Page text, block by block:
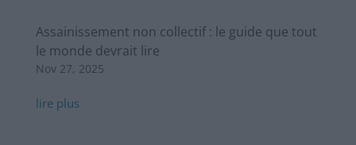
Assainissement non collectif : le guide que tout
le monde devrait lire
Nov 27, 2025
lire plus